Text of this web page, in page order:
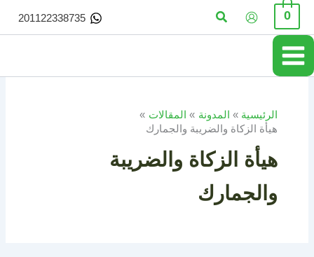
تخطي
المحتوى
0 البحث 201122338735
الرئيسية المدونة
المقالات
هيأة الزكاة والضريبة والجمارك
هيأة الزكاة والضريبة
والجمارك